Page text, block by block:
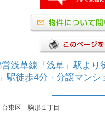
営浅草線「浅草」駅よ
駅徒歩4分・分譲マン
東区 駒形１丁目